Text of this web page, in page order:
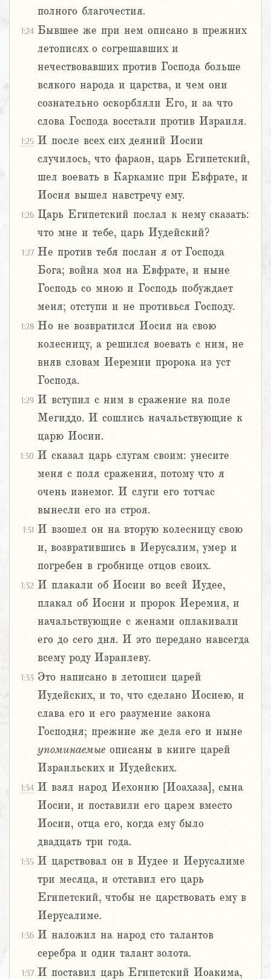
полного благочестия.
1:24 Бывшее же при нем описано в прежних
летописях о согрешавших и
нечествовавших против Господа больше
всякого народа и царства, и чем они
сознательно оскорбляли Его, и за что
слова Господа восстали против Израиля.
1:25 И после всех сих деяний Иосии
случилось, что фараон, царь Египетский,
шел воевать в Каркамис при Евфрате, и
Иосия вышел навстречу ему.
1:26 Царь Египетский послал к нему сказать:
что мне и тебе, царь Иудейский?
1:27 Не против тебя послан я от Господа
Бога; война моя на Евфрате, и ныне
Господь со мною и Господь побуждает
меня; отступи и не противься Господу.
1:28 Но не возвратился Иосия на свою
колесницу, а решился воевать с ним, не
вняв словам Иеремии пророка из уст
Господа.
1:29 И вступил с ним в сражение на поле
Мегиддо. И сошлись начальствующие к
царю Иосии.
1:30 И сказал царь слугам своим: унесите
меня с поля сражения, потому что я
очень изнемог. И слуги его тотчас
вынесли его из строя.
1:31 И взошел он на вторую колесницу свою
и, возвратившись в Иерусалим, умер и
погребен в гробнице отцов своих.
1:32 И плакали об Иосии во всей Иудее,
плакал об Иосии и пророк Иеремия, и
начальствующие с женами оплакивали
его до сего дня. И это передано навсегда
всему роду Израилеву.
1:33 Это написано в летописи царей
Иудейских, и то, что сделано Иосиею, и
слава его и его разумение закона
Господня; прежние же дела его и ныне
упоминаемые описаны в книге царей
Израильских и Иудейских.
1:34 И взял народ Иехонию [Иоахаза], сына
Иосии, и поставили его царем вместо
Иосии, отца его, когда ему было
двадцать три года.
1:35 И царствовал он в Иудее и Иерусалиме
три месяца, и отставил его царь
Египетский, чтобы не царствовать ему в
Иерусалиме.
1:36 И наложил на народ сто талантов
серебра и один талант золота.
1:37 И поставил царь Египетский Иоакима,